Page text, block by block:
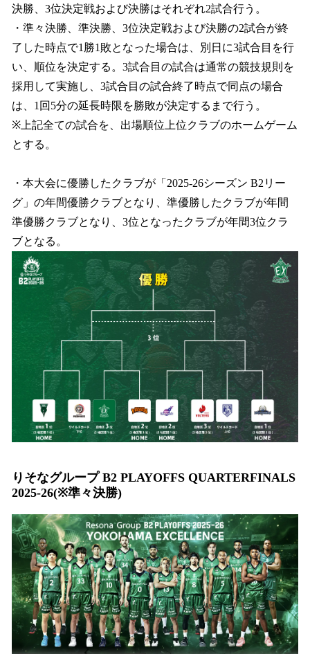
決勝、3位決定戦および決勝はそれぞれ2試合行う。
・準々決勝、準決勝、3位決定戦および決勝の2試合が終
了した時点で1勝1敗となった場合は、別日に3試合目を行
い、順位を決定する。3試合目の試合は通常の競技規則を
採用して実施し、3試合目の試合終了時点で同点の場合
は、1回5分の延長時限を勝敗が決定するまで行う。
※上記全ての試合を、出場順位上位クラブのホームゲーム
とする。
・本大会に優勝したクラブが「2025-26シーズン B2リー
グ」の年間優勝クラブとなり、準優勝したクラブが年間
準優勝クラブとなり、3位となったクラブが年間3位クラ
ブとなる。
りそなグループ B2 PLAYOFFS QUARTERFINALS
2025-26(※準々決勝)